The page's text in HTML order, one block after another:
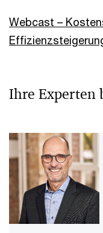
Webcast –
Ihre Experten